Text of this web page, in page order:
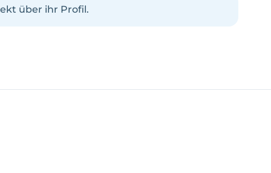
über ihr Profil.